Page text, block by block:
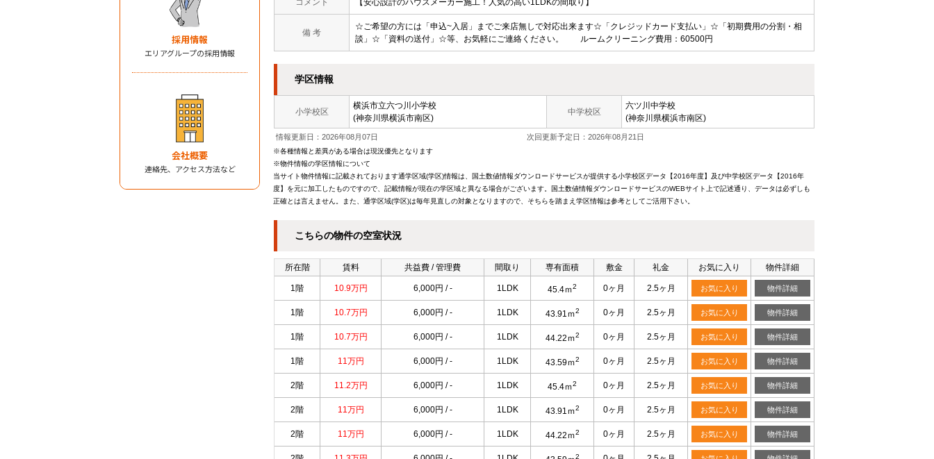
備 考
☆ご希望の方には「申込~入居」までご来店無しで対応出来ます☆「クレジッドカード支払い」☆「初期費用の分割・相
談」☆「資料の送付」☆等、お気軽にご連絡ください。 ルームクリーニング費用：60500円
学区情報
小学校区
横浜市立六つ川小学校
(神奈川県横浜市南区)
中学校区
六ツ川中学校
(神奈川県横浜市南区)
情報更新日：2026年08月07日 次回更新予定日：2026年08月21日
※各種情報と差異がある場合は現況優先となります
※物件情報の学区情報について
当サイト物件情報に記載されております通学区域(学区)情報は、国土数値情報ダウンロードサービスが提供する小学校区データ【2016年度】及び中学校区データ【2016年
度】を元に加工したものですので、記載情報が現在の学区域と異なる場合がございます。国土数値情報ダウンロードサービスのWEBサイト上で記述通り、データは必ずしも
正確とは言えません。また、通学区域(学区)は毎年見直しの対象となりますので、そちらを踏まえ学区情報は参考としてご活用下さい。
こちらの物件の空室状況
所在階 賃料 共益費 / 管理費 間取り 専有面積 敷金 礼金 お気に入り 物件詳細
1階 10.9万円 6,000円 / - 1LDK 45.4ｍ2 0ヶ月 2.5ヶ月 お気に入り 物件詳細
1階 10.7万円 6,000円 / - 1LDK 43.91ｍ2 0ヶ月 2.5ヶ月 お気に入り 物件詳細
1階 10.7万円 6,000円 / - 1LDK 44.22ｍ2 0ヶ月 2.5ヶ月 お気に入り 物件詳細
1階 11万円 6,000円 / - 1LDK 43.59ｍ2 0ヶ月 2.5ヶ月 お気に入り 物件詳細
2階 11.2万円 6,000円 / - 1LDK 45.4ｍ2 0ヶ月 2.5ヶ月 お気に入り 物件詳細
2階 11万円 6,000円 / - 1LDK 43.91ｍ2 0ヶ月 2.5ヶ月 お気に入り 物件詳細
2階 11万円 6,000円 / - 1LDK 44.22ｍ2 0ヶ月 2.5ヶ月 お気に入り 物件詳細
2
採用情報
エリアグループの採用情報
会社概要
連絡先、アクセス方法など